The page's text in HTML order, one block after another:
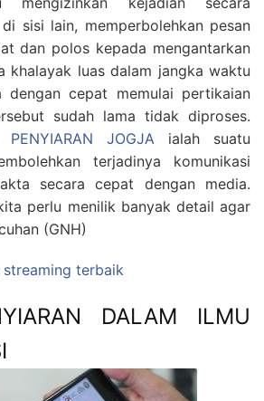
sisi lain, memperbolehkan pesan
dan polos kepada mengantarkan
khalayak luas dalam jangka waktu
cepat memulai pertikaian
sudah lama tidak diproses.
PENYIARAN JOGJA ialah suatu
terjadinya komunikasi
secara cepat dengan media.
perlu menilik banyak detail agar
(GNH)
streaming terbaik
DALAM ILMU